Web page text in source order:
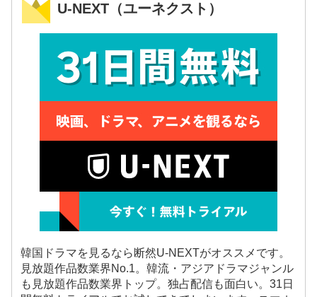
U-NEXT（ユーネクスト）
韓国ドラマを見るなら断然U-NEXTがオススメです。
見放題作品数業界No.1。韓流・アジアドラマジャンル
も見放題作品数業界トップ。独占配信も面白い。31日